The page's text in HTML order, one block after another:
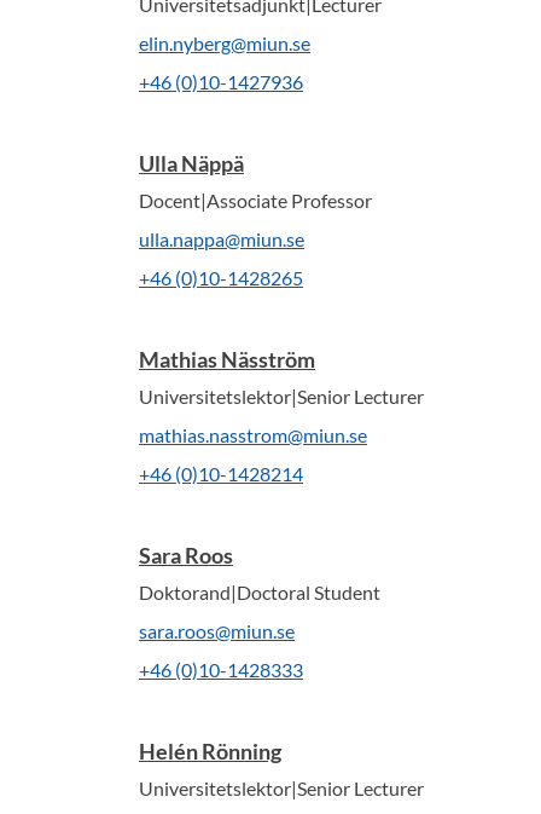
elin.nyberg@miun.se
+46 (0)10-1427936
Ulla Näppä
Docent|Associate Professor
ulla.nappa@miun.se
+46 (0)10-1428265
Mathias Näsström
Universitetslektor|Senior Lecturer
mathias.nasstrom@miun.se
+46 (0)10-1428214
Sara Roos
Doktorand|Doctoral Student
sara.roos@miun.se
+46 (0)10-1428333
Helén Rönning
Universitetslektor|Senior Lecturer